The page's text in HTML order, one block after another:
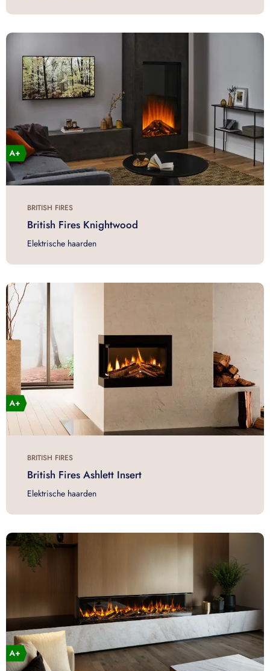
BRITISH FIRES
British Fires Knightwood
Elektrische haarden
BRITISH FIRES
British Fires Ashlett Insert
Elektrische haarden